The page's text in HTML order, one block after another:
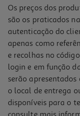
Os preços dos
são os praticados
autenticação do
apenas como
e recolhas no
login e em função
serão apresentados
o local de entrega
disponíveis para o